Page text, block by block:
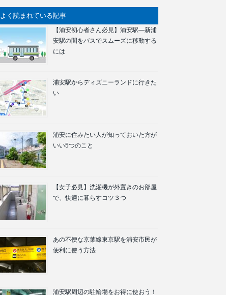
よく読まれている記事
【浦安初心者さん必見】浦安駅―新浦
安駅の間をバスでスムーズに移動する
には
浦安駅からディズニーランドに行きた
い
浦安に住みたい人が知っておいた方が
いい5つのこと
【女子必見】洗濯機が外置きのお部屋
で、快適に暮らすコツ３つ
あの不便な京葉線東京駅を浦安市民が
便利に使う方法
浦安駅周辺の駐輪場をお得に使おう！